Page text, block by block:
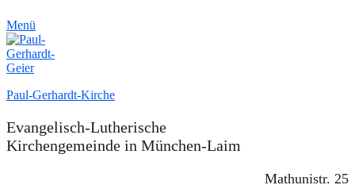
Menü
Paul-Gerhardt-Kirche
Evangelisch-Lutherische
Kirchengemeinde in München-Laim
Mathunistr. 25